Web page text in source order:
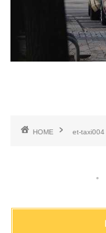
HOME et-taxi004